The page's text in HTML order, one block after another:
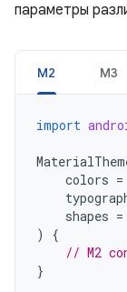
параметры
М2 М3
import
colors =
shapes =
)
{
// M2
}